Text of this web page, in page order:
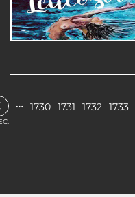
… 1730 1731 1732 1733